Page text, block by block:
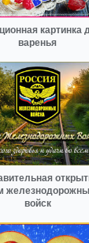
картинка
варенья
войск